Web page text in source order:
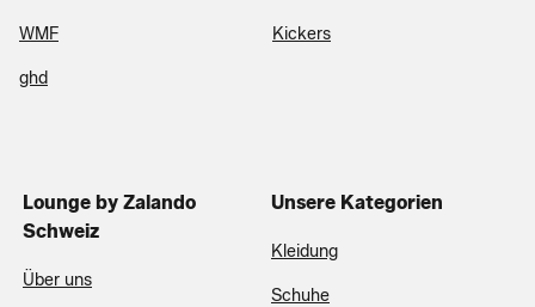
WMF Kickers
ghd
Lounge by Zalando
Schweiz
Über uns
Unsere Kategorien
Kleidung
Schuhe